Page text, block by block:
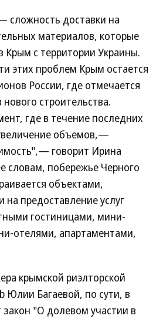
сложность доставки на
материалов, которые
Крым с территории Украины.
этих проблем Крым остается
России, где отмечается
строительства.
где в течение последних
объемов,—
говорит Ирина
словам, побережье Черного
объектами,
предоставление услуг
гостиницами, мини-
отелями, апартаментами,
крымской риэлторской
Юлии Багаевой, по сути, в
закон "О долевом участии в